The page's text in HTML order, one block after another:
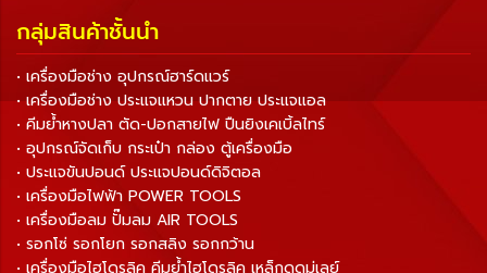
กลุ่มสินค้าชั้นนำ
• เครื่องมือช่าง อุปกรณ์ฮาร์ดแวร์
• เครื่องมือช่าง ประแจแหวน ปากตาย ประแจแอล
• คีมย้ำหางปลา ตัด-ปอกสายไฟ ปืนยิงเคเบิ้ลไทร์
• อุปกรณ์จัดเก็บ กระเป๋า กล่อง ตู้เครื่องมือ
• ประแจขันปอนด์ ประแจปอนด์ดิจิตอล
• เครื่องมือไฟฟ้า POWER TOOLS
• เครื่องมือลม ปั๊มลม AIR TOOLS
• รอกโซ่ รอกโยก รอกสลิง รอกกว้าน